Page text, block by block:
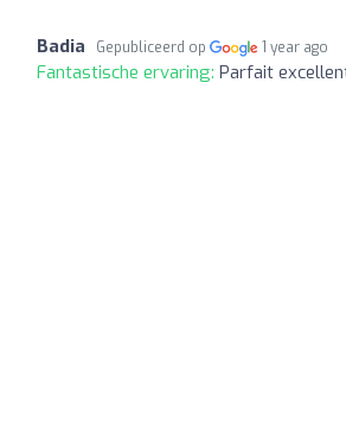
Badia Gepubliceerd op 1 year ago
Fantastische ervaring: Parfait